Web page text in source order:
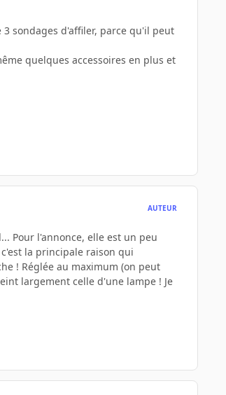
sondages d'affiler, parce qu'il peut
quelques accessoires en plus et
AUTEUR
Pour l'annonce, elle est un peu
la principale raison qui
! Réglée au maximum (on peut
largement celle d'une lampe ! Je